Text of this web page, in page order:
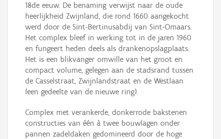
18de eeuw. De benaming verwijst naar de oude
heerlijkheid Zwijnland, die rond 1660 aangekocht
werd door de Sint-Bertinusabdij van Sint-Omaars.
Het complex bleef in werking tot in de jaren 1960
en fungeert heden deels als drankenopslagplaats.
Het is een blikvanger omwille van het groot en
compact volume, gelegen aan de stadsrand tussen
de Casselstraat, Zwijnlandstraat en de Westlaan
(een gedeelte van de nieuwe ring).
Complex met verankerde, donkerrode bakstenen
constructies van één à twee bouwlagen onder
pannen zadeldaken gedomineerd door de hoge